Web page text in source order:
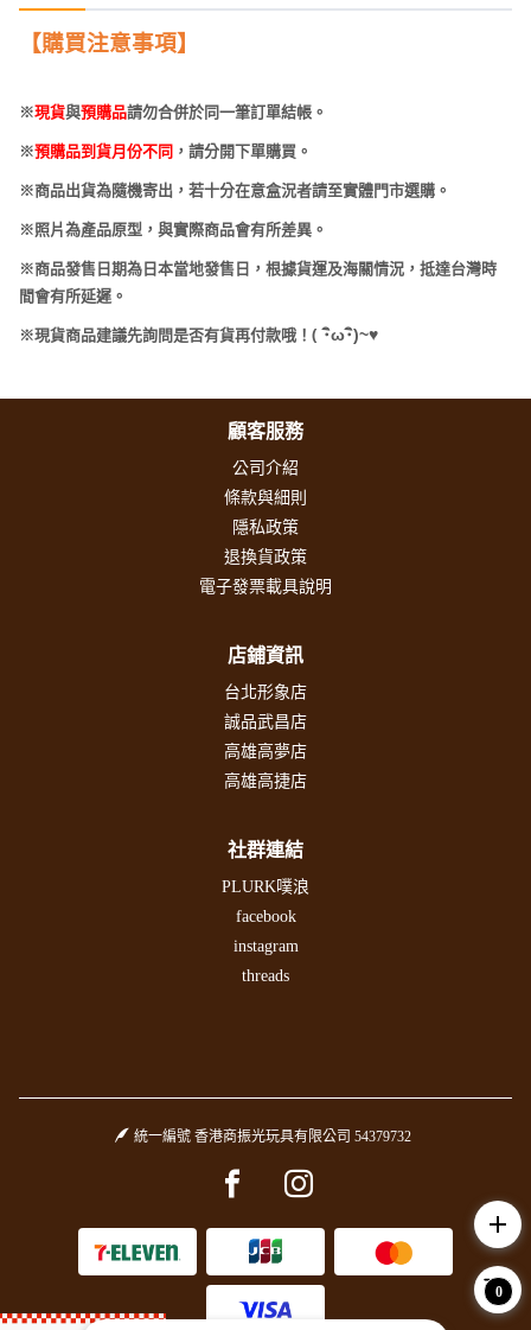
【購買注意事項】
※現貨與預購品請勿合併於同一筆訂單結帳。
※預購品到貨月份不同 ，請分開下單購買。
※商品出貨為隨機寄出，若十分在意盒況者請至實體門市選購。
※照片為產品原型，與實際商品會有所差異。
※商品發售日期為日本當地發售日，根據貨運及海關情況，抵達台灣時
間會有所延遲。
※現貨商品建議先詢問是否有貨再付款哦！ (･ω･)~♥
顧客服務
公司介紹
條款與細則
隱私政策
退換貨政策
電子發票載具說明
店鋪資訊
台北形象店
誠品武昌店
高雄高夢店
高雄高捷店
社群連結
PLURK噗浪
facebook
instagram
threads
統一編號 香港商振光玩具有限公司 54379732
Facebook pageInstagram page
add
0